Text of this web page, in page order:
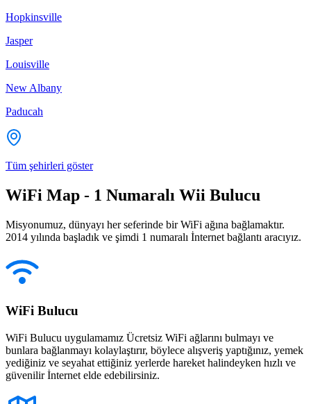
Hopkinsville
Jasper
Louisville
New Albany
Paducah
Tüm şehirleri göster
WiFi Map - 1 Numaralı Wii Bulucu
Misyonumuz, dünyayı her seferinde bir WiFi ağına bağlamaktır.
2014 yılında başladık ve şimdi 1 numaralı İnternet bağlantı aracıyız.
WiFi Bulucu
WiFi Bulucu uygulamamız Ücretsiz WiFi ağlarını bulmayı ve
bunlara bağlanmayı kolaylaştırır, böylece alışveriş yaptığınız, yemek
yediğiniz ve seyahat ettiğiniz yerlerde hareket halindeyken hızlı ve
güvenilir İnternet elde edebilirsiniz.